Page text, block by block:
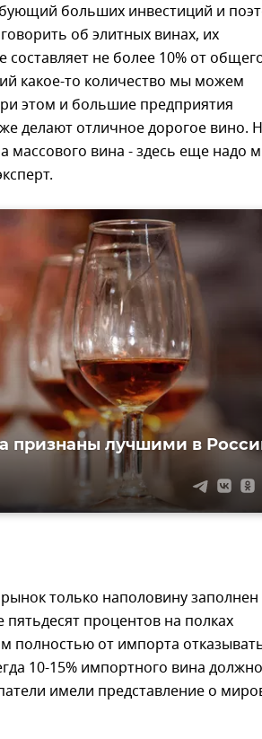
больших инвестиций и
об элитных винах, их
не более 10% от
какое-то количество мы можем
этом и большие предприятия
делают отличное дорогое вино.
массового вина - здесь еще надо
признаны лучшими в
только наполовину заполнен
процентов на полках
полностью от импорта
10-15% импортного вина должно
имели представление о